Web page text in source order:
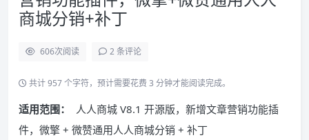
商城分销+补丁
606次阅读 2 条评论
共计 957 个字符，预计需要花费 3 分钟才能阅读完成。
适用范围：
人人商城 V8.1 开源版，新增文章营销功能插
件，微擎 + 微赞通用人人商城分销 + 补丁